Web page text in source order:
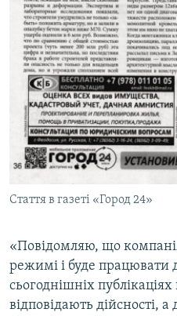
Стаття в газеті «Город 24»
«Повідомляю, що
режимі і буде працювати
сьогоднішніх
відповідають дійсності, а